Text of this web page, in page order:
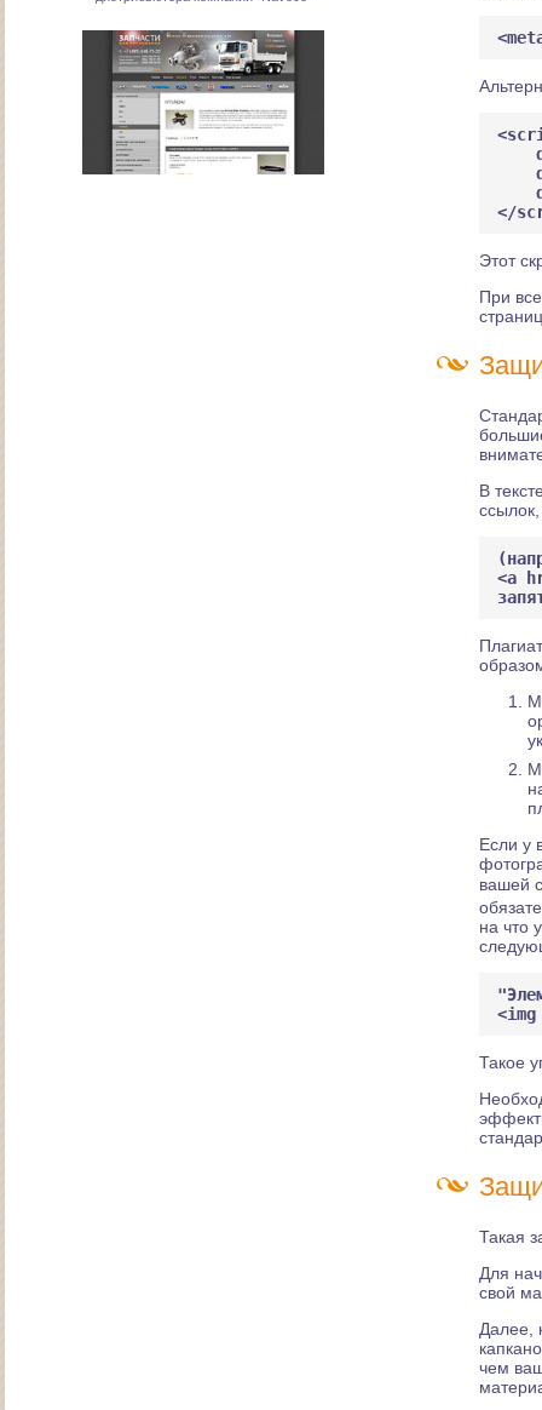
</
Этот
При
В
<a
Если у
вашей
на что
Такое
Такая
Для
свой
Далее,
чем